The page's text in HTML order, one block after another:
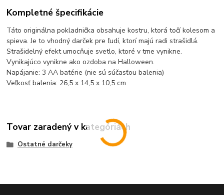
Kompletné špecifikácie
Táto originálna pokladnička obsahuje kostru, ktorá točí kolesom a
spieva. Je to vhodný darček pre ľudí, ktorí majú radi strašidlá.
Strašidelný efekt umocňuje svetlo, ktoré v tme vynikne.
Vynikajúco vynikne ako ozdoba na Halloween.
Napájanie: 3 AA batérie (nie sú súčasťou balenia)
Veľkosť balenia: 26,5 x 14,5 x 10,5 cm
Tovar zaradený v kategóriách
Ostatné darčeky